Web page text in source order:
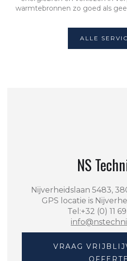
warmtebronnen zo goed als
ALLE
NS
Nijverheidslaan 5483,
GPS locatie is
Tel:+32 (0) 11
VRAAG